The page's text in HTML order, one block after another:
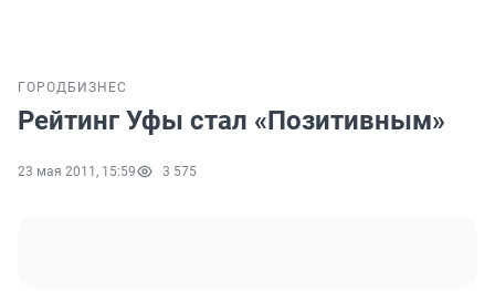
ГОРОД БИЗНЕС
Рейтинг Уфы стал «Позитивным»
23 мая 2011, 15:59 3 575